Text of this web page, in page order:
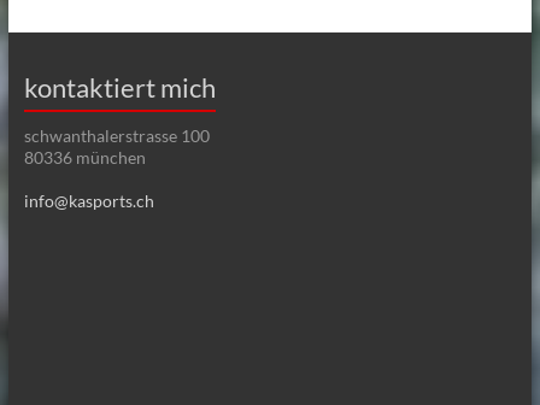
kontaktiert mich
schwanthalerstrasse 100
80336 münchen
info@kasports.ch